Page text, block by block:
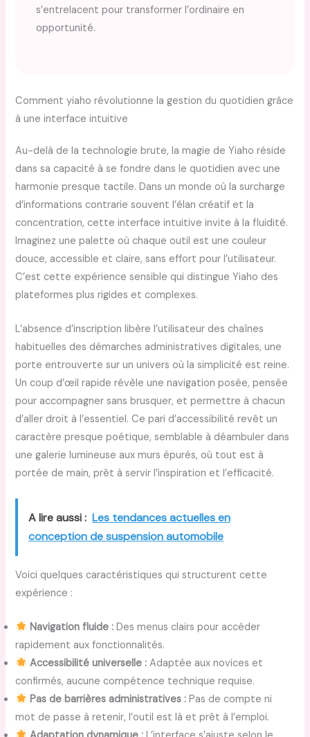
s’entrelacent pour transformer l’ordinaire en
opportunité.
Comment yiaho révolutionne la gestion du quotidien grâce
à une interface intuitive
Au-delà de la technologie brute, la magie de Yiaho réside
dans sa capacité à se fondre dans le quotidien avec une
harmonie presque tactile. Dans un monde où la surcharge
d’informations contrarie souvent l’élan créatif et la
concentration, cette interface intuitive invite à la fluidité.
Imaginez une palette où chaque outil est une couleur
douce, accessible et claire, sans effort pour l’utilisateur.
C’est cette expérience sensible qui distingue Yiaho des
plateformes plus rigides et complexes.
L’absence d’inscription libère l’utilisateur des chaînes
habituelles des démarches administratives digitales, une
porte entrouverte sur un univers où la simplicité est reine.
Un coup d’œil rapide révèle une navigation posée, pensée
pour accompagner sans brusquer, et permettre à chacun
d’aller droit à l’essentiel. Ce pari d’accessibilité revêt un
caractère presque poétique, semblable à déambuler dans
une galerie lumineuse aux murs épurés, où tout est à
portée de main, prêt à servir l’inspiration et l’efficacité.
A lire aussi : Les tendances actuelles en
conception de suspension automobile
Voici quelques caractéristiques qui structurent cette
expérience :
Navigation fluide : Des menus clairs pour accéder
rapidement aux fonctionnalités.
Accessibilité universelle : Adaptée aux novices et
confirmés, aucune compétence technique requise.
Pas de barrières administratives : Pas de compte ni
mot de passe à retenir, l’outil est là et prêt à l’emploi.